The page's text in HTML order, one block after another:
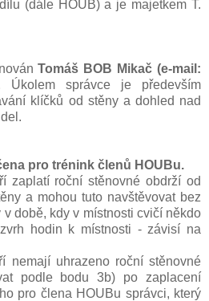
(dále HOUB) a je majetkem T.
Tomáš BOB Mikač (e-mail:
Úkolem správce je především
klíčků od stěny a dohled nad
pro trénink členů HOUBu.
zaplatí roční stěnovné obdrží od
a mohou tuto navštěvovat bez
době, kdy v místnosti cvičí někdo
hodin k místnosti - závisí na
nemají uhrazeno roční stěnovné
podle bodu 3b) po zaplacení
pro člena HOUBu správci, který